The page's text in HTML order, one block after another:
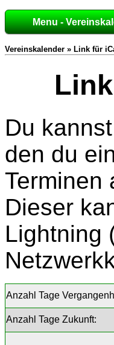
Menu -
Vereinskalender » Link für
Du
den du
Terminen
Dieser
Lightning
Anzahl Tage
Anzahl Tage Zukunft: